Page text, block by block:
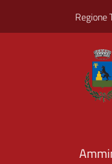
Regione